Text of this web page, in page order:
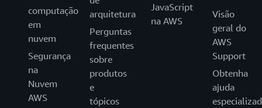
computação
em
nuvem
Segurança
na
Nuvem
AWS
arquitetura
Perguntas
frequentes
sobre
produtos
e
tópicos
JavaScript
na AWS
Visão
geral do
AWS
Support
Obtenha
ajuda